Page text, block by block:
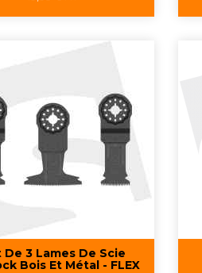
De 3 Lames De Scie
Bois Et Métal - FLEX